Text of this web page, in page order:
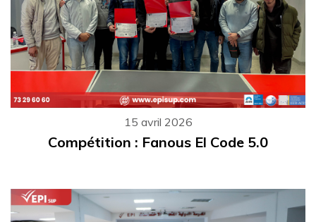
15 avril 2026
Compétition : Fanous El Code 5.0